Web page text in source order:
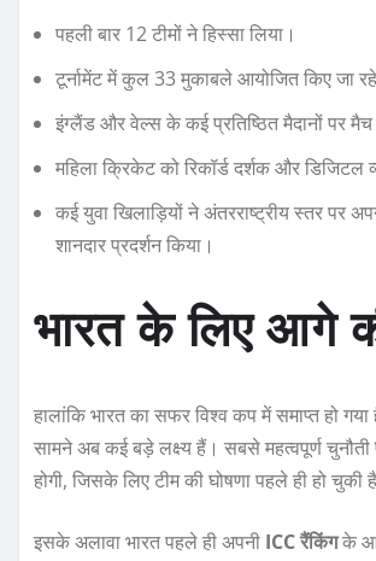
पहली बार 12 टीमों ने हिस्सा लिया।
टूर्नामेंट में कुल 33 मुकाबले आयोजित किए जा
इंग्लैंड और वेल्स के कई प्रतिष्ठित मैदानों पर
महिला क्रिकेट को रिकॉर्ड दर्शक और डिजिटल
कई युवा खिलाड़ियों ने अंतरराष्ट्रीय स्तर पर
शानदार प्रदर्शन किया।
भारत के लिए आगे
हालांकि भारत का सफर विश्व कप में समाप्त हो
सामने अब कई बड़े लक्ष्य हैं। सबसे महत्वपूर्ण चुनौती
होगी, जिसके लिए टीम की घोषणा पहले ही हो चुकी
इसके अलावा भारत पहले ही अपनी ICC रैंकिंगके